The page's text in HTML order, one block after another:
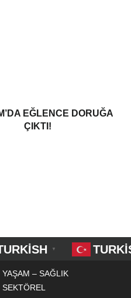
EĞLENCE DORUĞA
ÇIKTI!
▼
YAŞAM – SAĞLIK
SEKTÖREL